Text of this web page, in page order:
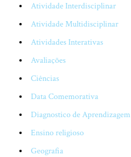
Atividade Interdisciplinar
Atividade Multidisciplinar
Atividades Interativas
Avaliações
Ciências
Data Comemorativa
Diagnostico de Aprendizagem
Ensino religioso
Geografia